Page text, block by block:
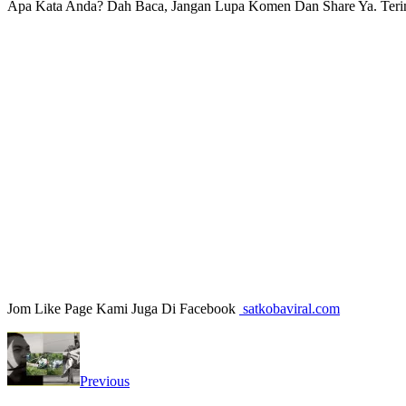
Apa Kata Anda? Dah Baca, Jangan Lupa Komen Dan Share Ya.
Jom Like Page Kami Juga Di Facebook satkobaviral.com
Previous